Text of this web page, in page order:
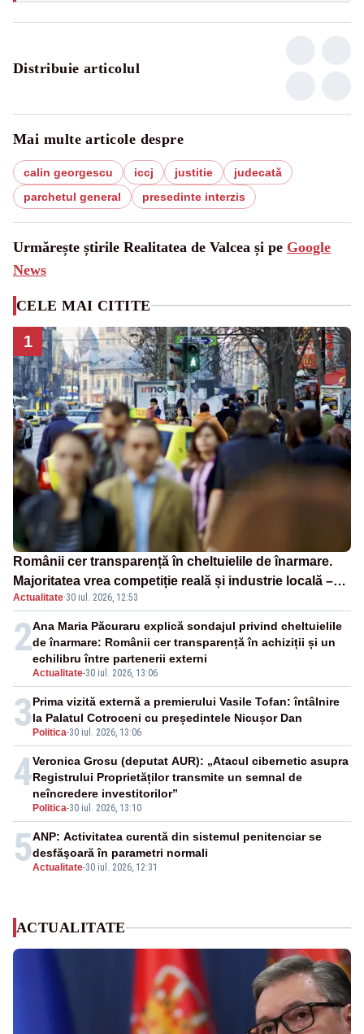
Distribuie articolul
Mai multe articole despre
calin georgescu iccj justitie
judecată
parchetul general
presedinte interzis
Urmărește știrile Realitatea de Valcea și pe Google
News
CELE MAI CITITE
1
Românii cer transparență în cheltuielile de înarmare.
Majoritatea vrea competiție reală și industrie locală –
SONDAJ
Actualitate·30 iul. 2026, 12:53
2
Actualitate-30 iul. 2026, 13:06
Ana Maria Păcuraru explică sondajul privind cheltuielile
de înarmare: Românii cer transparență în achiziții și un
echilibru între partenerii externi
3 Politica-30 iul. 2026, 13:06
Prima vizită externă a premierului Vasile Tofan: întâlnire
la Palatul Cotroceni cu președintele Nicușor Dan
4
Politica-30 iul. 2026, 13:10
Veronica Grosu (deputat AUR): „Atacul cibernetic asupra
Registrului Proprietăților transmite un semnal de
neîncredere investitorilor”
5Actualitate-30 iul. 2026, 12:31
ANP: Activitatea curentă din sistemul penitenciar se
desfăşoară în parametri normali
ACTUALITATE